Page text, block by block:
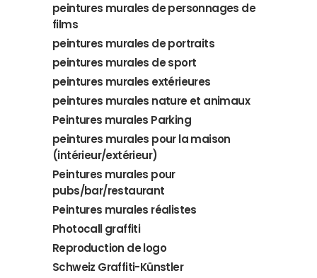
peintures murales de personnages de
films
peintures murales de portraits
peintures murales de sport
peintures murales extérieures
peintures murales nature et animaux
Peintures murales Parking
peintures murales pour la maison
(intérieur/extérieur)
Peintures murales pour
pubs/bar/restaurant
Peintures murales réalistes
Photocall graffiti
Reproduction de logo
Schweiz Graffiti-Künstler